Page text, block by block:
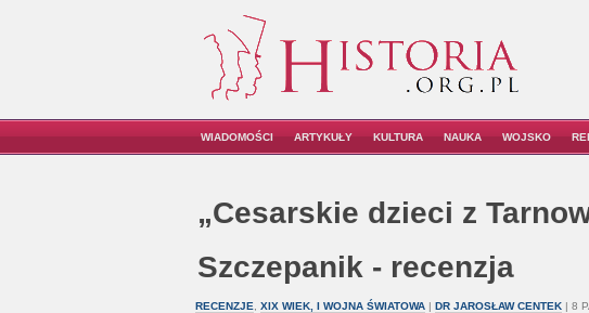
WIADOMOŚCI ARTYKUŁY KULTURA NAUKA WOJSKO
„Cesarskie dzieci z
Szczepanik - recenzja
RECENZJE XIX WIEK, I WOJNA ŚWIATOWA| DR JAROSŁAW CENTEK| 8